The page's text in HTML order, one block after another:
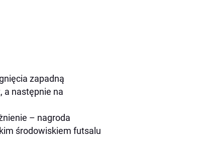
zapadną
a następnie na
– nagroda
środowiskiem futsalu